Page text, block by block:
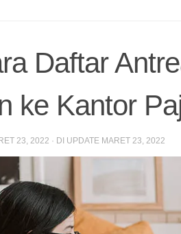
Daftar
ke Kantor
23, 2022 · DI UPDATE MARET 23, 2022